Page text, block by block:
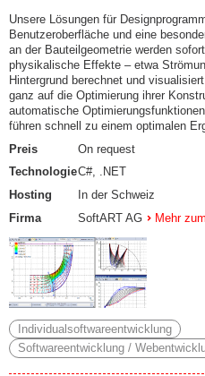
Unsere Lösungen für
Benutzeroberfläche und eine
an der Bauteilgeometrie werden
physikalische Effekte – etwa
Hintergrund berechnet und
ganz auf die Optimierung ihrer
automatische
führen schnell zu einem optimalen
Preis
On request
TechnologieC#, .NET
Hosting
In der Schweiz
Firma
SoftART AG Mehr
Individualsoftwareentwicklung
Softwareentwicklung /